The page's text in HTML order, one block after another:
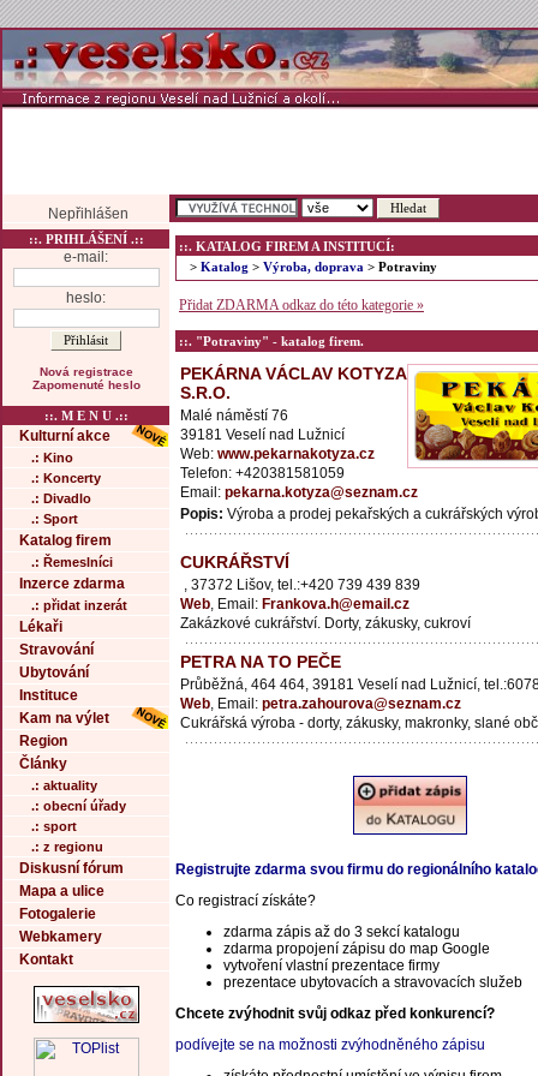
Nepřihlášen
::. PRIHLÁŠENÍ .::
e-mail:
heslo:
Nová registrace
Zapomenuté heslo
::. M E N U .::
Kulturní akce
.: Kino
.: Koncerty
.: Divadlo
.: Sport
Katalog firem
.: Řemeslníci
Inzerce zdarma
.: přidat inzerát
Lékaři
Stravování
Ubytování
Instituce
Kam na výlet
Region
Články
.: aktuality
.: obecní úřady
.: sport
.: z regionu
Diskusní fórum
Mapa a ulice
Fotogalerie
Webkamery
Kontakt
::. KATALOG FIREM A INSTITUCÍ:
> Katalog > Výroba, doprava > Potraviny
Přidat ZDARMA odkaz do této kategorie »
::. "Potraviny" - katalog firem.
PEKÁRNA VÁCLAV KOTYZA
S.R.O.
Malé náměstí 76
39181 Veselí nad Lužnicí
Web: www.pekarnakotyza.cz
Telefon: +420381581059
Email: pekarna.kotyza@seznam.cz
Popis: Výroba a prodej pekařských a cukrářských
CUKRÁŘSTVÍ
, 37372 Lišov, tel.:+420 739 439 839
Web, Email: Frankova.h@email.cz
Zakázkové cukrářství. Dorty, zákusky, cukroví
PETRA NA TO PEČE
Průběžná, 464 464, 39181 Veselí nad Lužnicí,
Web, Email: petra.zahourova@seznam.cz
Cukrářská výroba - dorty, zákusky, makronky, slané
Registrujte zdarma svou firmu do regionálního
Co registrací získáte?
zdarma zápis až do 3 sekcí katalogu
zdarma propojení zápisu do map Google
vytvoření vlastní prezentace firmy
prezentace ubytovacích a stravovacích služeb
Chcete zvýhodnit svůj odkaz před konkurencí?
podívejte se na možnosti zvýhodněného zápisu